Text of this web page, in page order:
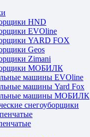
HND
EVOline
YARD FOX
Geos
Zimani
МОБИЛК
машины EVOline
машины Yard Fox
машины МОБИЛК
снегоуборщики